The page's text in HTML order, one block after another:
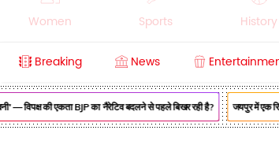
Women Sports History
Crime Beauty
Breaking News
विपक्ष की एकता BJP का नैरेटिव बदलने से पहले बिखर रही है? जयपुर में एक